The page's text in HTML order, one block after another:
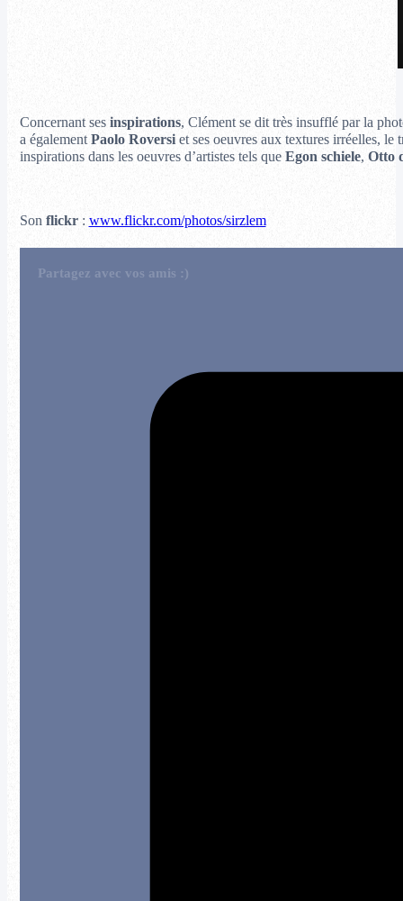
Concernant sesinspirations, Clément se dit très insufflé par la
a égalementPaolo Roversiet ses oeuvres aux textures irréelles, le
inspirations dans les oeuvres d’artistes tels queEgon schiele, Otto
Sonflickr: www.flickr.com/photos/sirzlem
Partagez avec vos amis :)